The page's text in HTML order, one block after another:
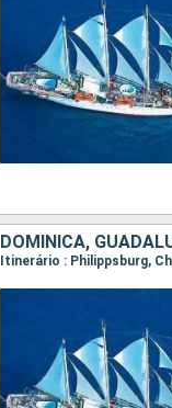
DOMINICA,